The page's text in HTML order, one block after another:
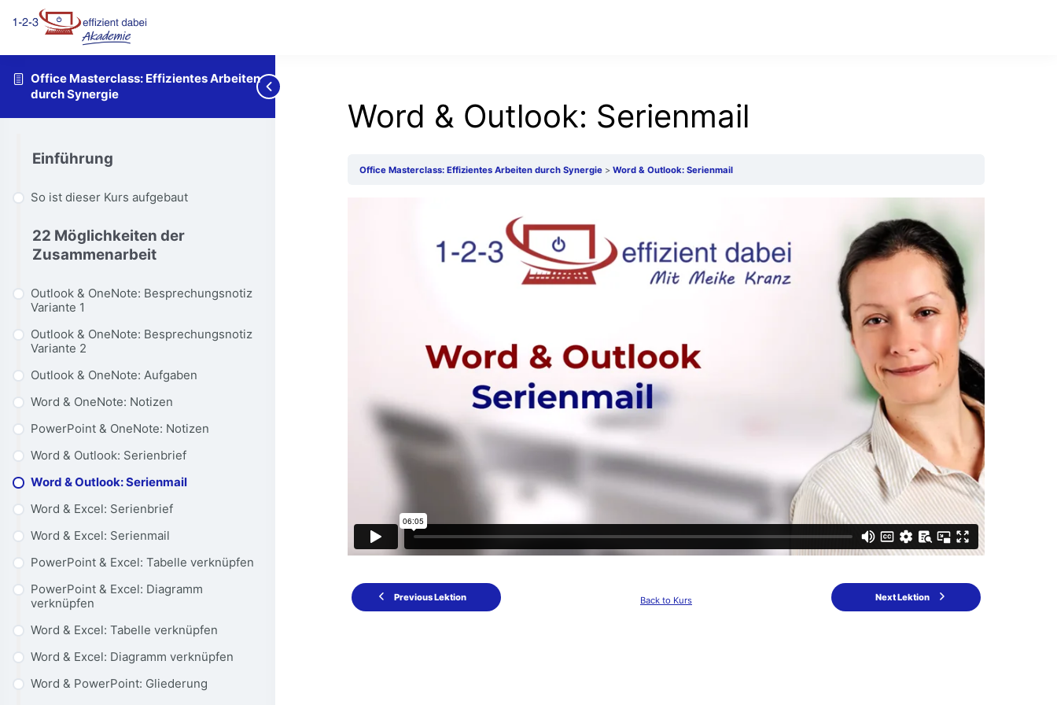
Office Masterclass: Effizientes Arbeiten
durch Synergie
Einführung
So ist dieser Kurs aufgebaut
22 Möglichkeiten der
Zusammenarbeit
Outlook & OneNote: Besprechungsnotiz
Variante 1
Outlook & OneNote: Besprechungsnotiz
Variante 2
Outlook & OneNote: Aufgaben
Word & OneNote: Notizen
PowerPoint & OneNote: Notizen
Word & Outlook: Serienbrief
Word & Outlook: Serienmail
Word & Excel: Serienbrief
Word & Excel: Serienmail
PowerPoint & Excel: Tabelle verknüpfen
PowerPoint & Excel: Diagramm
verknüpfen
Word & Excel: Tabelle verknüpfen
Word & Excel: Diagramm verknüpfen
Word & PowerPoint: Gliederung
Word & Outlook: Serienmail
Office Masterclass: Effizientes Arbeiten durch Synergie Word & Outlook: Serienmail
Previous Lektion Back to Kurs Next Lektion